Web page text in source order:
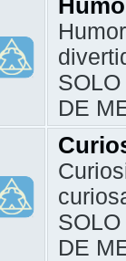
DE
DE